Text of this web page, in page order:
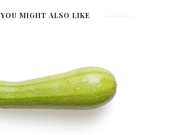
YOU MIGHT ALSO LIKE